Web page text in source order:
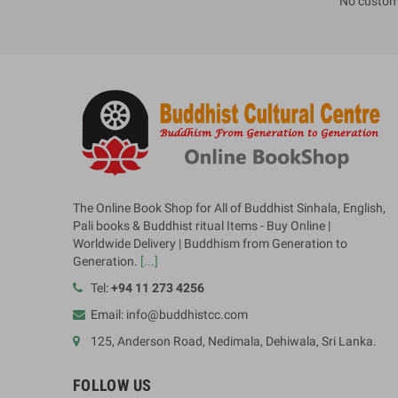
The Online Book Shop for All of Buddhist Sinhala, English,
Pali books & Buddhist ritual Items - Buy Online |
Worldwide Delivery | Buddhism from Generation to
Generation. [...]
Tel:+94 11 273 4256
Email: info@buddhistcc.com
125, Anderson Road, Nedimala, Dehiwala, Sri Lanka.
FOLLOW US